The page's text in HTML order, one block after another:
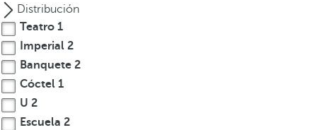
u
l
s
r
l
a
Distribución
Teatro 1
Imperial 2
Banquete 2
Cóctel 1
U 2
Escuela 2